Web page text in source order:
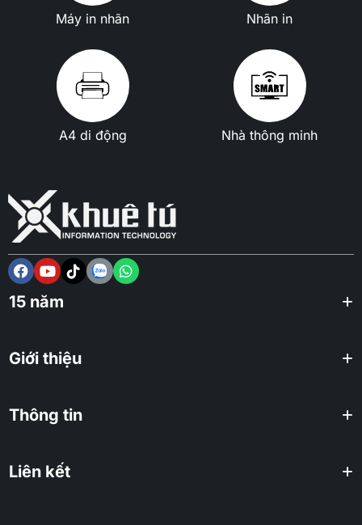
Máy in nhãn Nhãn in
A4 di động Nhà thông minh
15 năm
Giới thiệu
Thông tin
Liên kết